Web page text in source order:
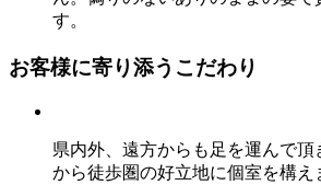
す。
お客様に寄り添うこだわり
県内外、遠方からも足を運んで頂
から徒歩圏の好立地に個室を構え